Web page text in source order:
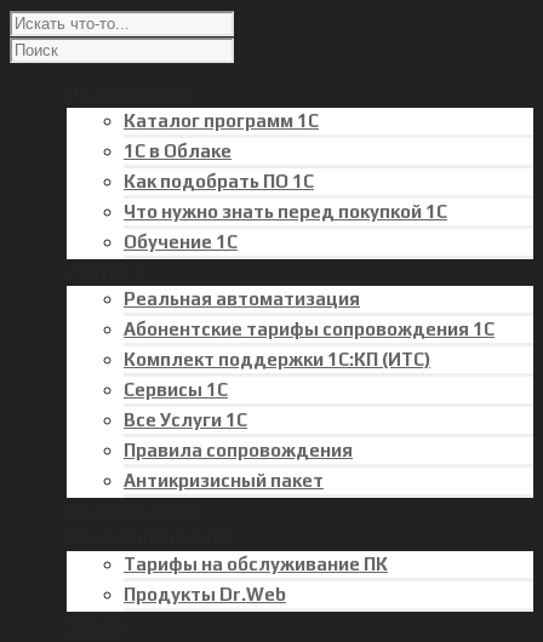
Каталог программ 1С
1С в Облаке
Как подобрать ПО 1С
Что нужно знать перед покупкой 1С
Обучение 1С
Реальная автоматизация
Абонентские тарифы сопровождения 1С
Комплект поддержки 1С:КП (ИТС)
Сервисы 1С
Все Услуги 1С
Правила сопровождения
Антикризисный пакет
Тарифы на обслуживание ПК
Продукты Dr.Web